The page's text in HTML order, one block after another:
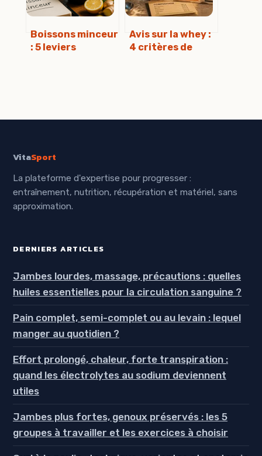
Boissons minceur
: 5 leviers
Avis sur la whey :
4 critères de
VitaSport
La plateforme d'expertise pour progresser :
entraînement, nutrition, récupération et matériel, sans
approximation.
DERNIERS ARTICLES
Jambes lourdes, massage, précautions : quelles
huiles essentielles pour la circulation sanguine ?
Pain complet, semi-complet ou au levain : lequel
manger au quotidien ?
Effort prolongé, chaleur, forte transpiration :
quand les électrolytes au sodium deviennent
utiles
Jambes plus fortes, genoux préservés : les 5
groupes à travailler et les exercices à choisir